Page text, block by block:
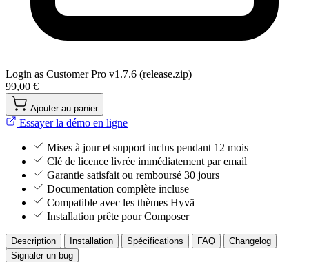
Login as Customer Pro v1.7.6 (release.zip)
99,00 €
Ajouter au panier
Essayer la démo en ligne
Mises à jour et support inclus pendant 12 mois
Clé de licence livrée immédiatement par email
Garantie satisfait ou remboursé 30 jours
Documentation complète incluse
Compatible avec les thèmes Hyvä
Installation prête pour Composer
Description Installation Spécifications FAQ
Changelog
Signaler un bug